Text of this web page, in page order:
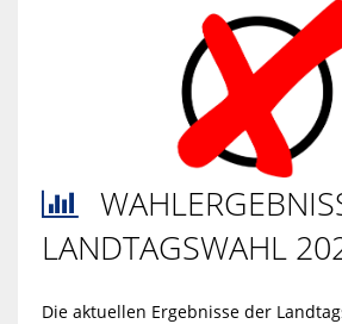
LEBEN IN HASSLOCH
BILDUNG & KULTUR
WIRTSCHAFTEN, BAUEN,
TOURISMUS

LANDTAGSWAHL
Die aktuellen Ergebnisse der